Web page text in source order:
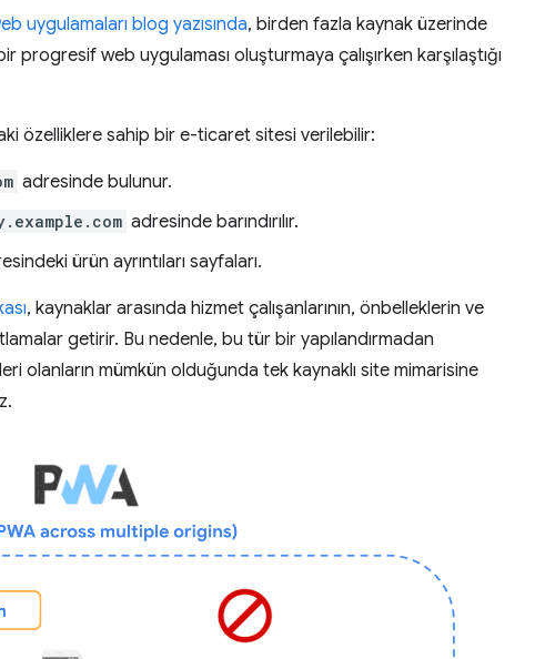
uygulamaları blog yazısında, birden fazla kaynak üzerinde
web uygulaması oluşturmaya çalışırken karşılaştığı
özelliklere sahip bir e-ticaret sitesi verilebilir:
adresinde bulunur.
adresinde barındırılır.
ürün ayrıntıları sayfaları.
, kaynaklar arasında hizmet çalışanlarının, önbelleklerin ve
getirir. Bu nedenle, bu tür bir yapılandırmadan
olanların mümkün olduğunda tek kaynaklı site mimarisine